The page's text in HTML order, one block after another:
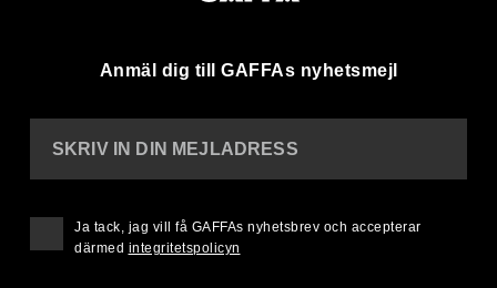
Anmäl dig till GAFFAs nyhetsmejl
SKRIV IN DIN MEJLADRESS
Ja tack, jag vill få GAFFAs nyhetsbrev och accepterar
därmed integritetspolicyn